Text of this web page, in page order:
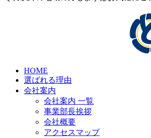
HOME
選ばれる理由
会社案内
会社案内 一覧
事業部長挨拶
会社概要
アクセスマップ